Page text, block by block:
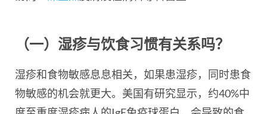
（一）湿疹与饮食习惯有关系吗？
湿疹和食物敏感息息相关，如果患湿疹，同时患食
物敏感的机会就更大。美国有研究显示，约40%中